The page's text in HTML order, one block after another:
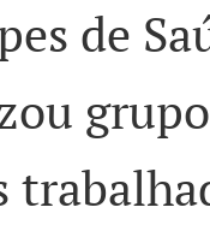
de